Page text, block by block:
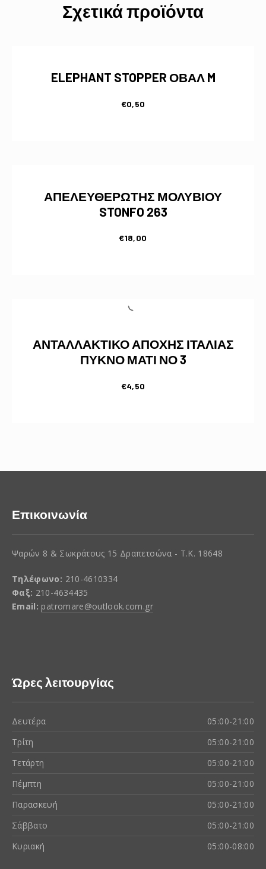
Σχετικά προϊόντα
ELEPHANT STOPPER ΟΒΑΛ M
€0,50
ΑΠΕΛΕΥΘΕΡΩΤΗΣ ΜΟΛΥΒΙΟΥ
STONFO 263
€18,00
ΑΝΤΑΛΛΑΚΤΙΚΟ ΑΠΟΧΗΣ ΙΤΑΛΙΑΣ
ΠΥΚΝΟ ΜΑΤΙ ΝΟ 3
€4,50
Επικοινωνία
Ψαρών 8 & Σωκράτους 15 Δραπετσώνα - Τ.Κ. 18648
Τηλέφωνο: 210-4610334
Φαξ: 210-4634435
Email: patromare@outlook.com.gr
Ώρες λειτουργίας
Δευτέρα
05:00-21:00
Τρίτη
05:00-21:00
Τετάρτη
05:00-21:00
Πέμπτη
05:00-21:00
Παρασκευή
05:00-21:00
Σάββατο
05:00-21:00
Κυριακή
05:00-08:00